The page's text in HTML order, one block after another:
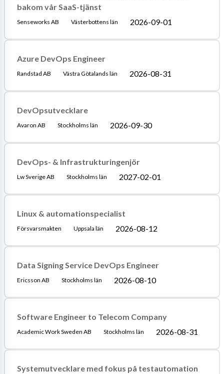
bakom vår SaaS-tjänst
Senseworks AB Västerbottens län 2026-09-01
Azure DevOps Engineer
Randstad AB Västra Götalands län 2026-08-31
DevOpsutvecklare
Avaron AB Stockholms län 2026-09-30
DevOps- & Infrastrukturingenjör
Lw Sverige AB Stockholms län 2027-02-01
Linux & automationspecialist
Försvarsmakten Uppsala län 2026-08-12
Data Signing Service DevOps Engineer
Ericsson AB Stockholms län 2026-08-10
Software Engineer to Telecom Company
Academic Work Sweden AB Stockholms län 2026-08-31
Systemutvecklare med fokus på testautomation